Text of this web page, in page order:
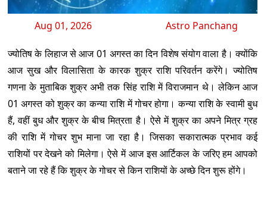
Aug 01, 2026 Astro Panchang
ज्योतिष के लिहाज से आज 01 अगस्त का दिन विशेष संयोग वाला है। क्योंकि
आज सुख और विलासिता के कारक शुक्र राशि परिवर्तन करेंगे। ज्योतिष
गणना के मुताबिक शुक्र अभी तक सिंह राशि में विराजमान थे। लेकिन आज
01 अगस्त को शुक्र का कन्या राशि में गोचर होगा। कन्या राशि के स्वामी बुध
हैं, वहीं बुध और शुक्र के बीच मित्रता है। ऐसे में शुक्र का अपने मित्र ग्रह
की राशि में गोचर शुभ माना जा रहा है। जिसका सकारात्मक प्रभाव कई
राशियों पर देखने को मिलेगा। ऐसे में आज इस आर्टिकल के जरिए हम आपको
बताने जा रहे हैं कि शुक्र के गोचर से किन राशियों के अच्छे दिन शुरू होंगे।